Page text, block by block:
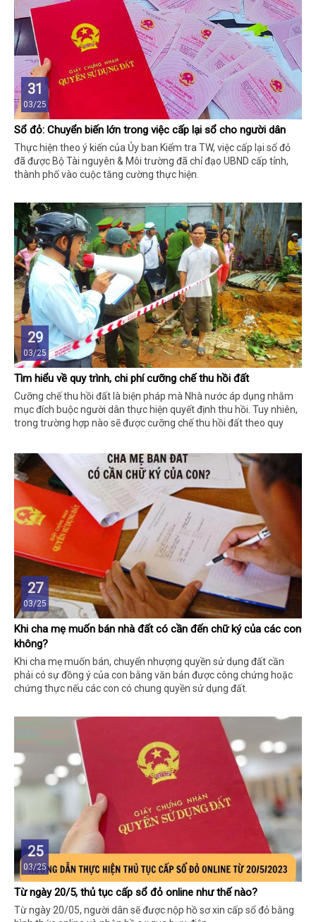
31
03/25
Sổ đỏ: Chuyển biến lớn trong việc cấp lại sổ cho người dân
Thực hiện theo ý kiến của Ủy ban Kiểm tra TW, việc cấp lại sổ đỏ
đã được Bộ Tài nguyên & Môi trường đã chỉ đạo UBND cấp tỉnh,
thành phố vào cuộc tăng cường thực hiện.
29
03/25
Tìm hiểu về quy trình, chi phí cưỡng chế thu hồi đất
Cưỡng chế thu hồi đất là biện pháp mà Nhà nước áp dụng nhằm
mục đích buộc người dân thực hiện quyết định thu hồi. Tuy nhiên,
trong trường hợp nào sẽ được cưỡng chế thu hồi đất theo quy
27
03/25
Khi cha mẹ muốn bán nhà đất có cần đến chữ ký của các con
không?
Khi cha mẹ muốn bán, chuyển nhượng quyền sử dụng đất cần
phải có sự đồng ý của con bằng văn bản được công chứng hoặc
chứng thực nếu các con có chung quyền sử dụng đất.
25
03/25
Từ ngày 20/5, thủ tục cấp sổ đỏ online như thế nào?
Từ ngày 20/05, người dân sẽ được nộp hồ sơ xin cấp sổ đỏ bằng